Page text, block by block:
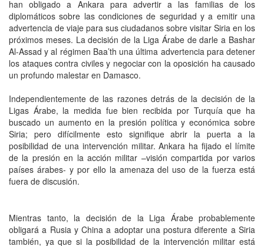
han obligado a Ankara para advertir a las familias de los
diplomáticos sobre las condiciones de seguridad y a emitir una
advertencia de viaje para sus ciudadanos sobre visitar Siria en los
próximos meses. La decisión de la Liga Árabe de darle a Bashar
Al-Assad y al régimen Baa’th una última advertencia para detener
los ataques contra civiles y negociar con la oposición ha causado
un profundo malestar en Damasco.
Independientemente de las razones detrás de la decisión de la
Ligas Árabe, la medida fue bien recibida por Turquía que ha
buscado un aumento en la presión política y económica sobre
Siria; pero difícilmente esto signifique abrir la puerta a la
posibilidad de una intervención militar. Ankara ha fijado el límite
de la presión en la acción militar –visión compartida por varios
países árabes- y por ello la amenaza del uso de la fuerza está
fuera de discusión.
Mientras tanto, la decisión de la Liga Árabe probablemente
obligará a Rusia y China a adoptar una postura diferente a Siria
también, ya que si la posibilidad de la intervención militar está